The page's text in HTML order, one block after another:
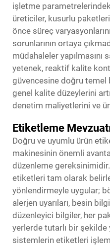
işletme
üreticiler, kusurlu
önce süreç
sorunlarının ortaya
müdahaleler yapılmasını
yetenek, reaktif kalite
güvencesine doğru
genel kalite düzeylerini
denetim maliyetlerini ve
Etiketleme
Doğru ve uyumlu ürün
makinesinin önemli
düzenleme
etiketleri tam olarak
yönlendirmeyle uygular;
alerjen uyarıları, besin
düzenleyici bilgiler, her
yerlerde tutarlı bir şekilde
sistemlerin etiketleri